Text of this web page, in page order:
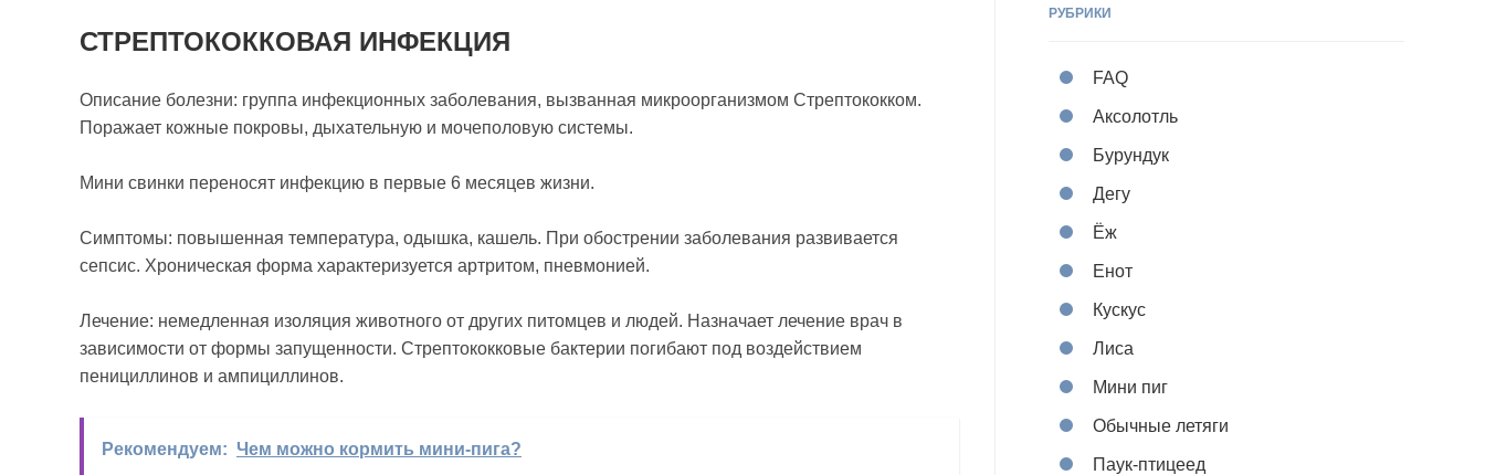
СТРЕПТОКОККОВАЯ ИНФЕКЦИЯ
Описание болезни: группа инфекционных заболевания, вызванная микроорганизмом Стрептококком.
Поражает кожные покровы, дыхательную и мочеполовую системы.
Мини свинки переносят инфекцию в первые 6 месяцев жизни.
Симптомы: повышенная температура, одышка, кашель. При обострении заболевания развивается
сепсис. Хроническая форма характеризуется артритом, пневмонией.
Лечение: немедленная изоляция животного от других питомцев и людей. Назначает лечение врач в
зависимости от формы запущенности. Стрептококковые бактерии погибают под воздействием
пенициллинов и ампициллинов.
Рекомендуем: Чем можно кормить мини-пига?
РУБРИКИ
FAQ
Аксолотль
Бурундук
Дегу
Ёж
Енот
Кускус
Лиса
Мини пиг
Обычные летяги
Паук-птицеед